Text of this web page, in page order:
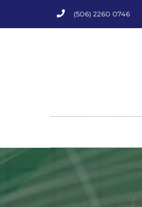
(506) 2260 0746